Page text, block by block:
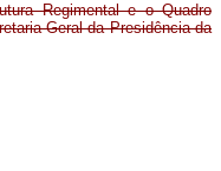
Regimental e o Quadro
Geral da Presidência da